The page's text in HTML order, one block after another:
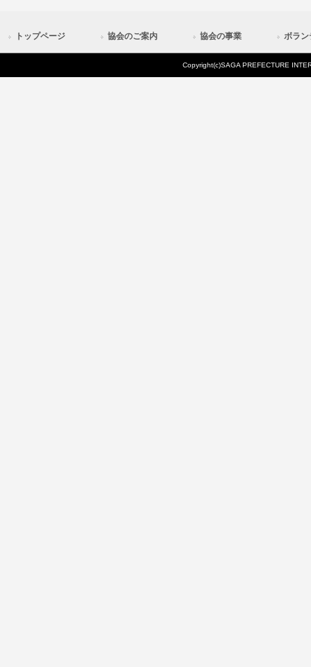
トップページ 協会のご案内 協会の事業 ボラン
Copyright(c)SAGA PREFECTURE